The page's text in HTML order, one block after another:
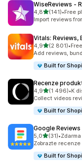
WiseReviews ‑
4,8z 5 hvězd
(141)
Celkový počet
•Free
Import reviews
Vitals: Reviews,
4,9z 5 hvězd
(2 801)
Celkový počet
•
Add reviews,
Built for
Recenze
4,9z 5 hvězd
(1 496)
Celkový počet
•K
Collect videos
Built for
Google Reviews
5,0z 5 hvězd
(31)
Celkový počet
•Zdarma
Zobrazte recenze
Built for